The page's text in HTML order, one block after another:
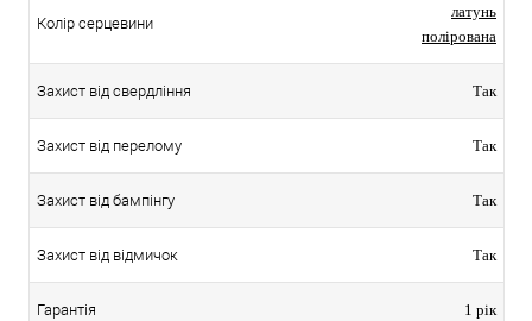
Колір серцевини
латунь
полірована
Захист від свердління Так
Захист від перелому Так
Захист від бампінгу Так
Захист від відмичок Так
Гарантія 1 рік